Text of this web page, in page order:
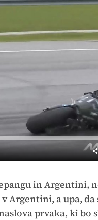
in Argentini,
Argentini, a upa, da
prvaka, ki bo